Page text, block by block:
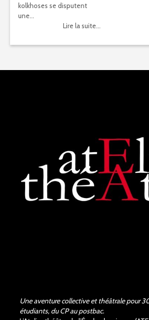
kolkhoses se disputent
une...
Lire la suite...
Une aventure collective et théâtrale pour
étudiants, du CP au postbac.